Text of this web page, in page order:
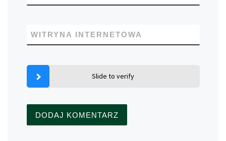
WITRYNA INTERNETOWA
Slide to verify